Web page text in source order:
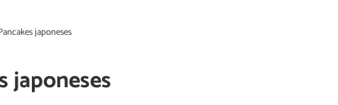
japoneses
japoneses